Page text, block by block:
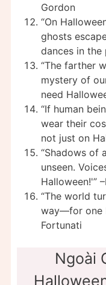
Gordon
“On
ghosts
dances in the
“The farther
mystery of
need
“If human
wear their
not just on
“Shadows of
unseen.
Halloween!'”
“The world
way—for one
Fortunati
Ngoài